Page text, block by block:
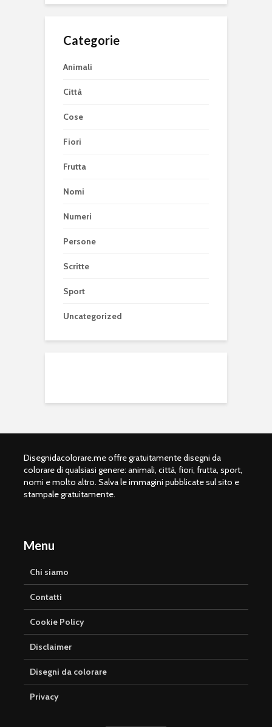
Categorie
Animali
Città
Cose
Fiori
Frutta
Nomi
Numeri
Persone
Scritte
Sport
Uncategorized
Disegnidacolorare.me offre gratuitamente disegni da
colorare di qualsiasi genere: animali, città, fiori, frutta, sport,
nomi e molto altro. Salva le immagini pubblicate sul sito e
stampale gratuitamente.
Menu
Chi siamo
Contatti
Cookie Policy
Disclaimer
Disegni da colorare
Privacy